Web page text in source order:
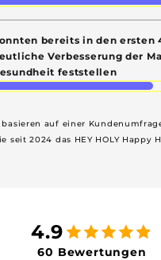
bereits in den ersten
Verbesserung der
feststellen
basieren auf einer
seit 2024 das HEY HOLY Happy
4.9
60 Bewertungen